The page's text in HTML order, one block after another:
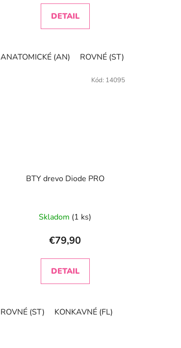
KONKAVNÉ (FL)
DETAIL
ANATOMICKÉ (AN) ROVNÉ (ST)
KONKAVNÉ (FL)
BTY drevo Diode PRO
hodnotenie
produktu
je
4,1
z
Skladom (1 ks)
€79,90
DETAIL
ROVNÉ (ST) KONKAVNÉ (FL)
Kód: 14095